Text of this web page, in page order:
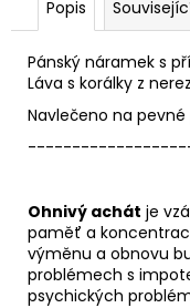
Popis
Pánský náramek s
Láva s korálky z
Navlečeno na
Ohnivý achát je
paměť a
výměnu a obnovu
problémech s
psychických